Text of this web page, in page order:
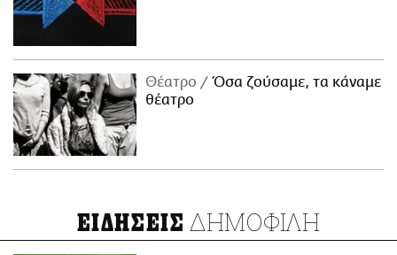
Θέατρο
Όσα ζούσαμε, τα κάναμε
θέατρο
ΕΙΔΗΣΕΙΣ ΔΗΜΟΦΙΛΗ